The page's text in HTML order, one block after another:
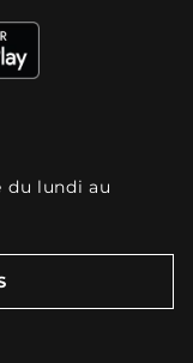
du lundi au